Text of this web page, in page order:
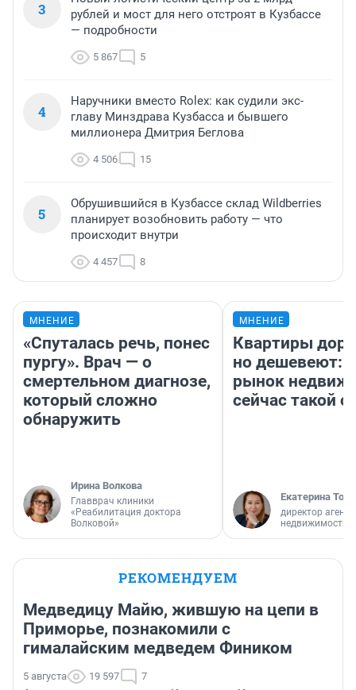
3
рублей и мост для него отстроят в Кузбассе
— подробности
5 867 5
4
Наручники вместо Rolex: как судили экс-
главу Минздрава Кузбасса и бывшего
миллионера Дмитрия Беглова
4 506 15
5
Обрушившийся в Кузбассе склад Wildberries
планирует возобновить работу — что
происходит внутри
4 457 8
МНЕНИЕ
«Спуталась речь, понес
пургу». Врач — о
смертельном диагнозе,
который сложно
обнаружить
Ирина Волкова
Главврач клиники
«Реабилитация доктора
Волковой»
МНЕНИЕ
Квартиры
но дешевеют:
рынок
сейчас такой
Екатерина
директор
недвижимости
РЕКОМЕНДУЕМ
Медведицу Майю, жившую на цепи в
Приморье, познакомили с
гималайским медведем Фиником
5 августа 19 597 7